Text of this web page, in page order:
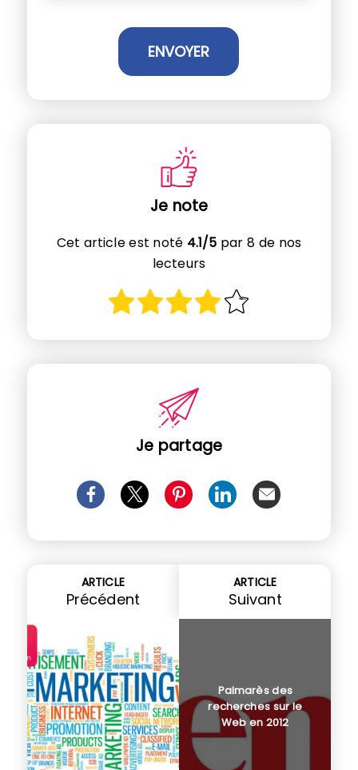
Je note
Cet article est noté 4.1/5 par 8 de nos
lecteurs
Je partage
ARTICLE
Précédent
ARTICLE
Suivant
Palmarès des
recherches sur le
Web en 2012